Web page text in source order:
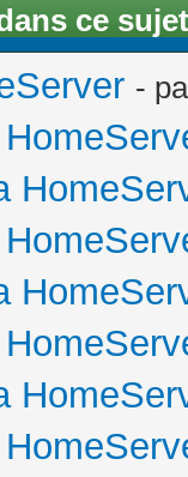
ce sujet
-